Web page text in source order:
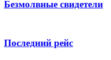
Безмолвные свидетели
Последний рейс